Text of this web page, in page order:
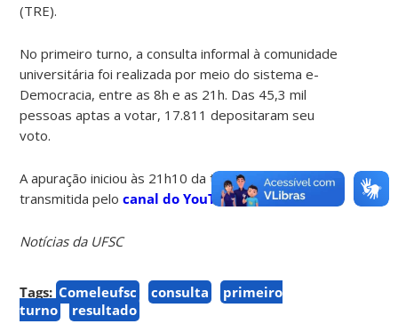
(TRE).
No primeiro turno, a consulta informal à comunidade
universitária foi realizada por meio do sistema e-
Democracia, entre as 8h e as 21h. Das 45,3 mil
pessoas aptas a votar, 17.811 depositaram seu
voto.
A apuração iniciou às 21h10 da terça-feira e foi
transmitida pelocanal do YouTube da TV UFSC
Notícias da UFSC
Tags: Comeleufsc consulta
primeiro
turno
resultado